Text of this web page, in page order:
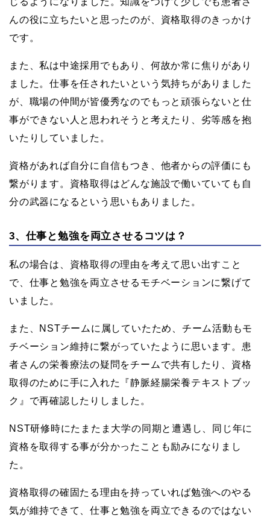
んの役に立ちたいと思ったのが、資格取得のきっかけ
です。
また、私は中途採用でもあり、何故か常に焦りがあり
ました。仕事を任されたいという気持ちがありました
が、職場の仲間が皆優秀なのでもっと頑張らないと仕
事ができない人と思われそうと考えたり、劣等感を抱
いたりしていました。
資格があれば自分に自信もつき、他者からの評価にも
繋がります。資格取得はどんな施設で働いていても自
分の武器になるという思いもありました。
3、仕事と勉強を両立させるコツは？
私の場合は、資格取得の理由を考えて思い出すこと
で、仕事と勉強を両立させるモチベーションに繋げて
いました。
また、NSTチームに属していたため、チーム活動もモ
チベーション維持に繋がっていたように思います。患
者さんの栄養療法の疑問をチームで共有したり、資格
取得のために手に入れた『静脈経腸栄養テキストブッ
ク』で再確認したりしました。
NST研修時にたまたま大学の同期と遭遇し、同じ年に
資格を取得する事が分かったことも励みになりまし
た。
資格取得の確固たる理由を持っていれば勉強へのやる
気が維持できて、仕事と勉強を両立できるのではない